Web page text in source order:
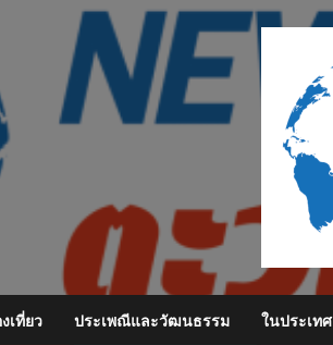
เที่ยว ประเพณีและวัฒนธรรม ในประเทศ